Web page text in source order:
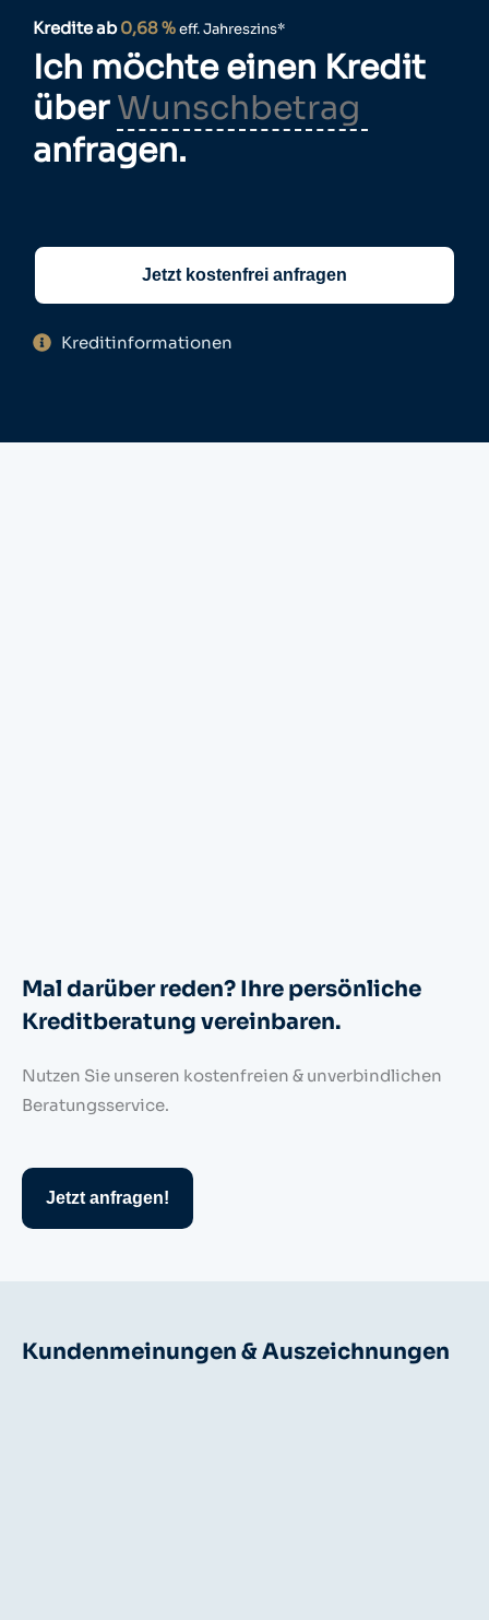
Kredite ab0,68 %eff. Jahreszins*
Ich möchte einen Kredit
über
anfragen.
Jetzt kostenfrei anfragen
Kreditinformationen
Mal darüber reden? Ihre persönliche
Kreditberatung vereinbaren.
Nutzen Sie unseren kostenfreien & unverbindlichen
Beratungsservice.
Jetzt anfragen!
Kundenmeinungen & Auszeichnungen